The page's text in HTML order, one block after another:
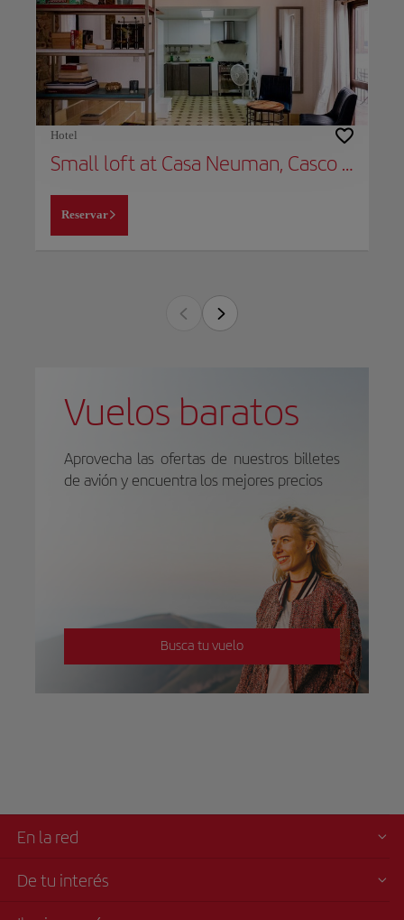
Hotel
Small loft at Casa Neuman, Casco Antiguo
Reservar
Vuelos baratos
Aprovecha las ofertas de nuestros billetes
de avión y encuentra los mejores precios
Busca tu vuelo
En la red
De tu interés